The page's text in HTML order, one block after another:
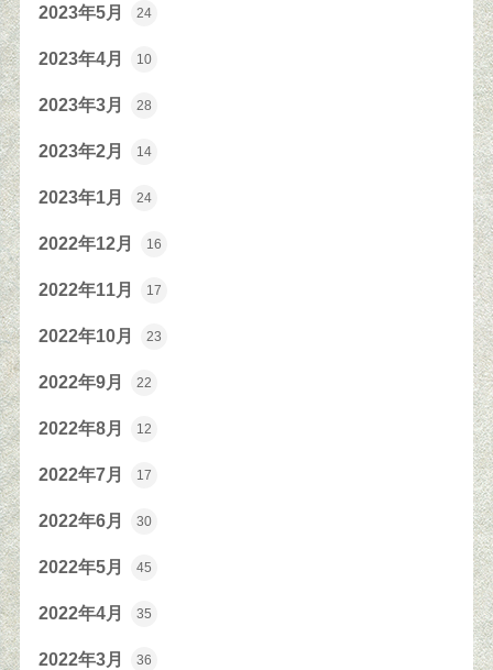
2023年5月 24
2023年4月 10
2023年3月 28
2023年2月 14
2023年1月 24
2022年12月 16
2022年11月 17
2022年10月 23
2022年9月 22
2022年8月 12
2022年7月 17
2022年6月 30
2022年5月 45
2022年4月 35
2022年3月 36